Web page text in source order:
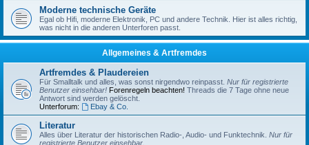
Moderne technische Geräte
Egal ob Hifi, moderne Elektronik, PC und andere Technik. Hier ist alles richtig,
was nicht in die anderen Unterforen passt.
Allgemeines & Artfremdes
Artfremdes & Plaudereien
Für Smalltalk und alles, was sonst nirgendwo reinpasst. Nur für registrierte
Benutzer einsehbar! Forenregeln beachten! Threads die 7 Tage ohne neue
Antwort sind werden gelöscht.
Unterforum:
Ebay & Co.
Literatur
Alles über Literatur der historischen Radio-, Audio- und Funktechnik. Nur für
registrierte Benutzer einsehbar.